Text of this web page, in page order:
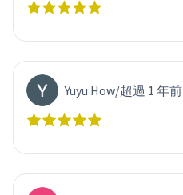
Yuyu How/超過 1 年前